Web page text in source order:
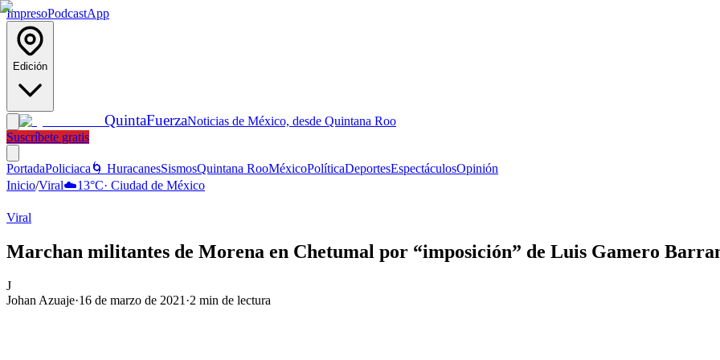
ImpresoPodcastApp
Edición
QuintaFuerzaNoticias de México, desde Quintana Roo
Suscríbete gratis
PortadaPoliciaca 🌀 HuracanesSismosQuintana RooMéxicoPolíticaDeportesEspectáculosOpinión
Inicio/Viral☁️13°C· Ciudad de México
Viral
Marchan militantes de Morena en Chetumal por “imposición” de Luis Gamero
J
Johan Azuaje·16 de marzo de 2021 ·2 min de lectura